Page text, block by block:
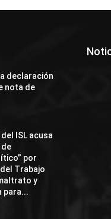
declaración
nota de
ISL acusa
de
por
Trabajo
y
para...